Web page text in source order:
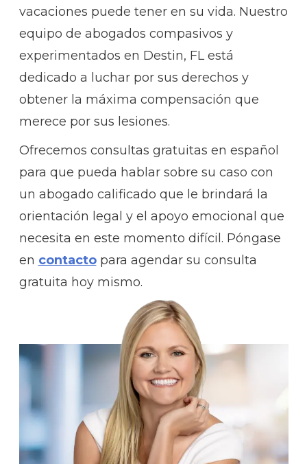
vacaciones puede tener en su vida. Nuestro
equipo de abogados compasivos y
experimentados en Destin, FL está
dedicado a luchar por sus derechos y
obtener la máxima compensación que
merece por sus lesiones.
Ofrecemos consultas gratuitas en español
para que pueda hablar sobre su caso con
un abogado calificado que le brindará la
orientación legal y el apoyo emocional que
necesita en este momento difícil. Póngase
en contactopara agendar su consulta
gratuita hoy mismo.